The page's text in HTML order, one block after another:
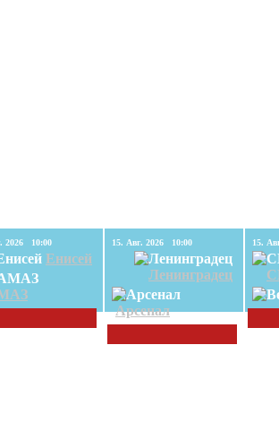
15. Авг. 2026 10:00
Енисей
15. Авг. 2026 10:00
Ленинградец
Арсенал